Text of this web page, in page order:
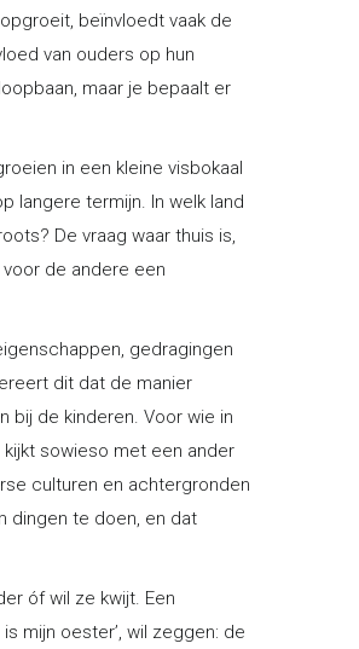
beïnvloedt vaak de
van ouders op hun
maar je bepaalt er
in een kleine visbokaal
langere termijn. In welk land
De vraag waar thuis is,
de andere een
gedragingen
dit dat de manier
bij de kinderen. Voor wie in
sowieso met een ander
culturen en achtergronden
dingen te doen, en dat
óf wil ze kwijt. Een
mijn oester’, wil zeggen: de